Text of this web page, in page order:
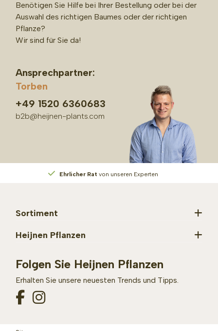
Benötigen Sie Hilfe bei Ihrer Bestellung oder bei der
Auswahl des richtigen Baumes oder der richtigen
Pflanze?
Wir sind für Sie da!
Ansprechpartner:
Torben
+49 1520 6360683
b2b@heijnen-plants.com
Ehrlicher Rat von unseren Experten
Sortiment
Heijnen Pflanzen
Folgen Sie Heijnen Pflanzen
Erhalten Sie unsere neuesten Trends und Tipps.